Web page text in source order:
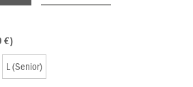
€)
L (Senior)